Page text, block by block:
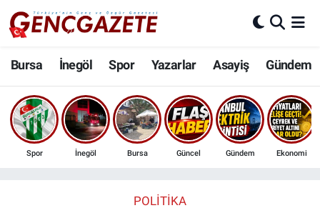
Bursa İnegöl Spor Yazarlar Asayiş Gündem
Spor İnegöl Bursa Güncel Gündem Ekonomi
POLITIKA
Bursa
İnegöl
3.SAYFA
Nöbetçi Eczaneler
Hava Durumu
Trafik Durumu